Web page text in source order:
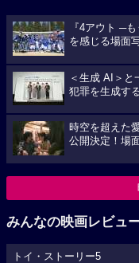
『4アウト ─
を感じる場面
＜生成 AI＞と
犯罪を生成す
時空を超えた
公開決定！場
みんなの映画レビュ
トイ・ストーリー5